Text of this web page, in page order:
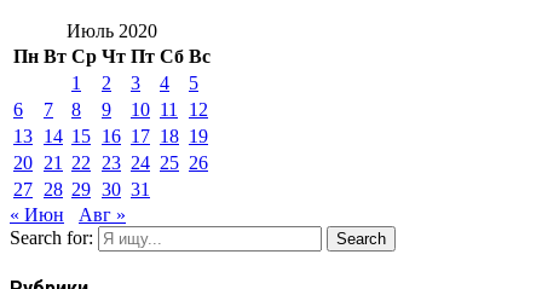
Июль 2020
Пн Вт Ср Чт Пт Сб Вс
1
2 3 4
5
6
7 8 9 10 11
12
13 14 15 16 17 18 19
20 21 22 23 24 25 26
27 28 29 30 31
« Июн
Авг »
Search for:
Search